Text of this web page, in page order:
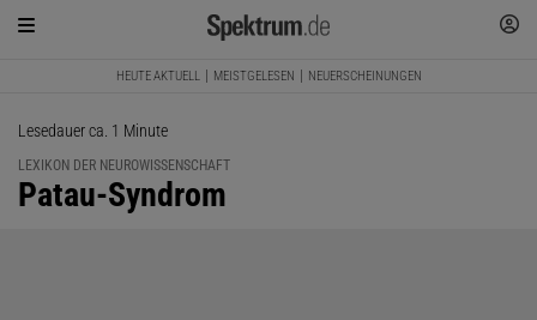
HEUTE AKTUELL MEISTGELESEN NEUERSCHEINUNGEN
Lesedauer ca. 1 Minute
LEXIKON DER NEUROWISSENSCHAFT
:
Patau-Syndrom